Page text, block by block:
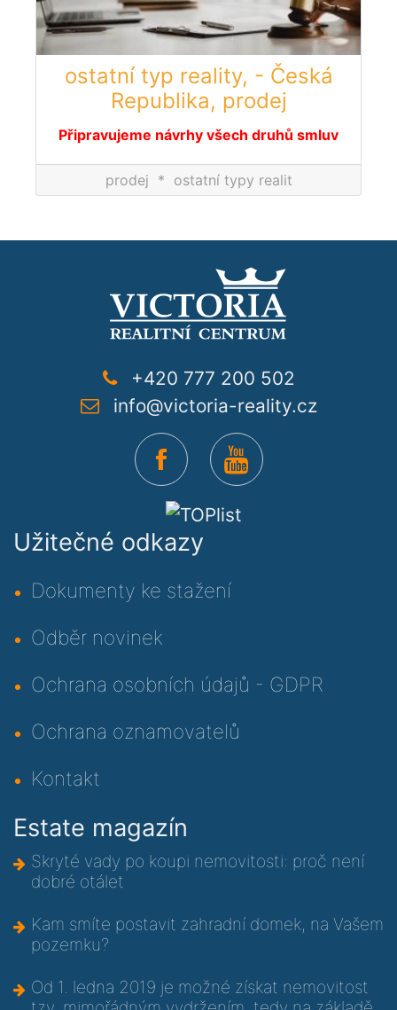
ostatní typ reality, - Česká
Republika, prodej
Připravujeme návrhy všech druhů smluv
prodej * ostatní typy realit
+420 777 200 502
info@victoria-reality.cz
Užitečné odkazy
Dokumenty ke stažení
Odběr novinek
Ochrana osobních údajů - GDPR
Ochrana oznamovatelů
Kontakt
Estate magazín
Skryté vady po koupi nemovitosti: proč není
dobré otálet
Kam smíte postavit zahradní domek, na Vašem
pozemku?
Od 1. ledna 2019 je možné získat nemovitost